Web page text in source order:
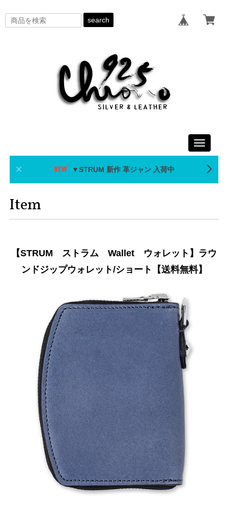
search
Toggle
▼STRUM 新作 革ジャン 入荷中
Item
【STRUM ストラム Wallet ウォレット】ラウ
ンドジップウォレット/ショート【送料無料】